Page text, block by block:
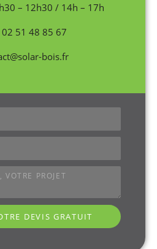
– 12h30 / 14h – 17h
51 48 85 67
bois.fr
DEVIS GRATUIT